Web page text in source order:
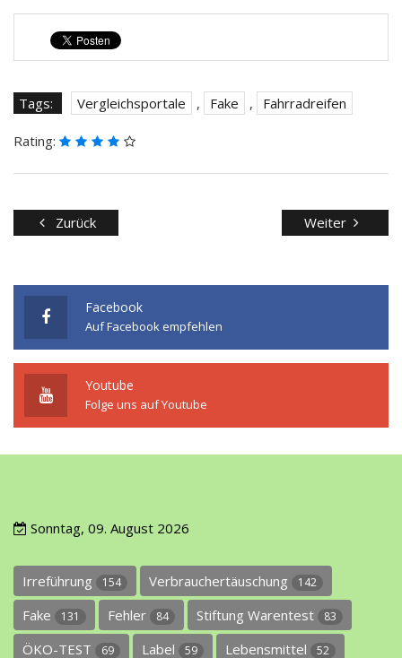
Tags: Vergleichsportale , Fake , Fahrradreifen
Rating:
Zurück Weiter
Facebook
Auf Facebook empfehlen
Youtube
Folge uns auf Youtube
Sonntag, 09. August 2026
Irreführung 154 Verbrauchertäuschung 142
Fake 131 Fehler 84 Stiftung Warentest 83
ÖKO-TEST 69 Label 59 Lebensmittel 52